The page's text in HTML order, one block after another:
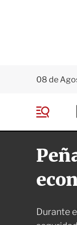
08 de
e
Durante